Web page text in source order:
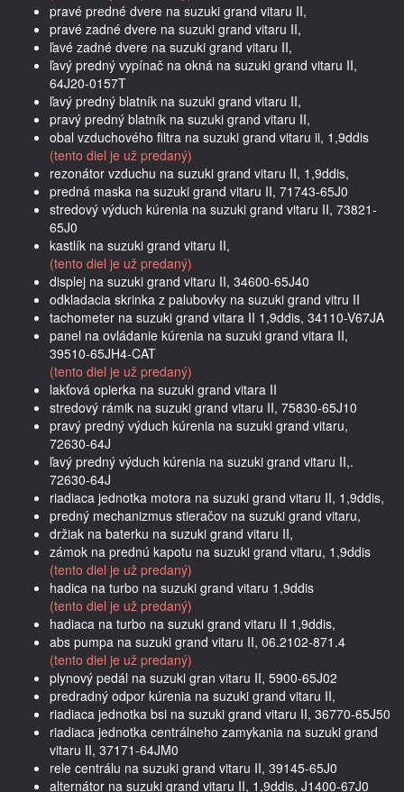
pravé predné dvere na suzuki grand vitaru II,
pravé zadné dvere na suzuki grand vitaru II,
ľavé zadné dvere na suzuki grand vitaru II,
ľavý predný vypínač na okná na suzuki grand vitaru II,
64J20-0157T
ľavý predný blatník na suzuki grand vitaru II,
pravý predný blatník na suzuki grand vitaru II,
obal vzduchového filtra na suzuki grand vitaru ii, 1,9ddis
(tento diel je už predaný)
rezonátor vzduchu na suzuki grand vitaru II, 1,9ddis,
predná maska na suzuki grand vitaru II, 71743-65J0
stredový výduch kúrenia na suzuki grand vitaru II, 73821-
65J0
kastlík na suzuki grand vitaru II,
(tento diel je už predaný)
displej na suzuki grand vitaru II, 34600-65J40
odkladacia skrinka z palubovky na suzuki grand vitru II
tachometer na suzuki grand vitara II 1,9ddis, 34110-V67JA
panel na ovládanie kúrenia na suzuki grand vitara II,
39510-65JH4-CAT
(tento diel je už predaný)
lakťová opierka na suzuki grand vitara II
stredový rámik na suzuki grand vitaru II, 75830-65J10
pravý predný výduch kúrenia na suzuki grand vitaru,
72630-64J
ľavý predný výduch kúrenia na suzuki grand vitaru II,.
72630-64J
riadiaca jednotka motora na suzuki grand vitaru II, 1,9ddis,
predný mechanizmus stieračov na suzuki grand vitaru,
držiak na baterku na suzuki grand vitaru II,
zámok na prednú kapotu na suzuki grand vitaru, 1,9ddis
(tento diel je už predaný)
hadica na turbo na suzuki grand vitaru 1,9ddis
(tento diel je už predaný)
hadiaca na turbo na suzuki grand vitaru II 1,9ddis,
abs pumpa na suzuki grand vitaru II, 06.2102-871.4
(tento diel je už predaný)
plynový pedál na suzuki gran vitaru II, 5900-65J02
predradný odpor kúrenia na suzuki grand vitaru II,
riadiaca jednotka bsi na suzuki grand vitaru II, 36770-65J50
riadiaca jednotka centrálneho zamykania na suzuki grand
vitaru II, 37171-64JM0
rele centrálu na suzuki grand vitaru II, 39145-65J0
alternátor na suzuki grand vitaru II, 1,9ddis, J1400-67J0